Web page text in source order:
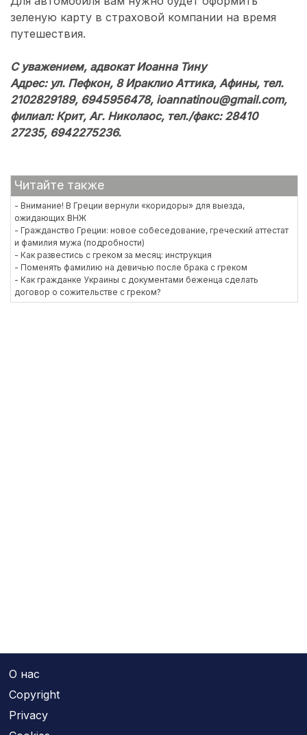
зеленую карту в страховой компании на время
путешествия.
С уважением, адвокат Иоанна Тину
Адрес: ул. Пефкон, 8 Ираклио Аттика, Афины, тел.
2102829189, 6945956478, ioannatinou@gmail.com,
филиал: Крит, Аг. Николаос, тел./факс: 28410
27235, 6942275236.
Читайте также
- Внимание! В Греции вернули «коридоры» для выезда,
ожидающих ВНЖ
- Гражданство Греции: новое собеседование, греческий аттестат
и фамилия мужа (подробности)
- Как развестись с греком за месяц: инструкция
- Поменять фамилию на девичью после брака с греком
- Как гражданке Украины с документами беженца сделать
договор о сожительстве с греком?
О нас
Copyright
Privacy